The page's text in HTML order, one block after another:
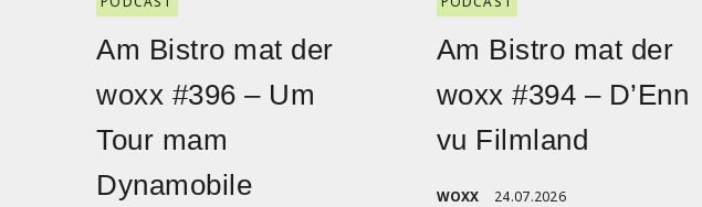
Am Bistro mat der
woxx #396 – Um
Tour mam
Dynamobile
Am Bistro mat der
woxx #394 – D’Enn
vu Filmland
WOXX 24.07.2026